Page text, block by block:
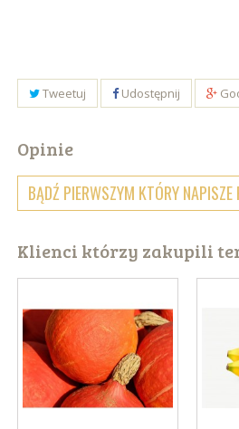
Tweetuj
Udostępnij
Opinie
BĄDŹ PIERWSZYM KTÓRY NAPISZE
Klienci którzy zakupili